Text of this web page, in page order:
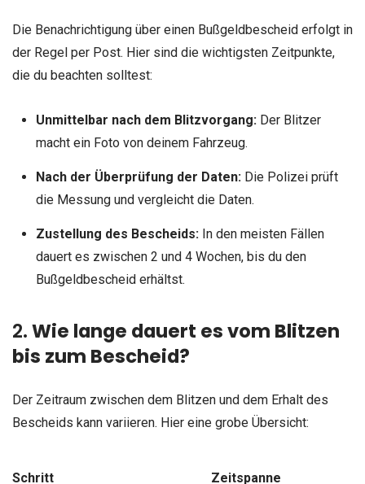
Die Benachrichtigung über einen Bußgeldbescheid erfolgt in
der Regel per Post. Hier sind die wichtigsten Zeitpunkte,
die du beachten solltest:
Unmittelbar nach dem Blitzvorgang:Der Blitzer
macht ein Foto von deinem Fahrzeug.
Nach der Überprüfung der Daten:Die Polizei prüft
die Messung und vergleicht die Daten.
Zustellung des Bescheids:In den meisten Fällen
dauert es zwischen 2 und 4 Wochen, bis du den
Bußgeldbescheid erhältst.
2.Wie lange dauert es vom Blitzen
bis zum Bescheid?
Der Zeitraum zwischen dem Blitzen und dem Erhalt des
Bescheids kann variieren. Hier eine grobe Übersicht:
Schritt Zeitspanne